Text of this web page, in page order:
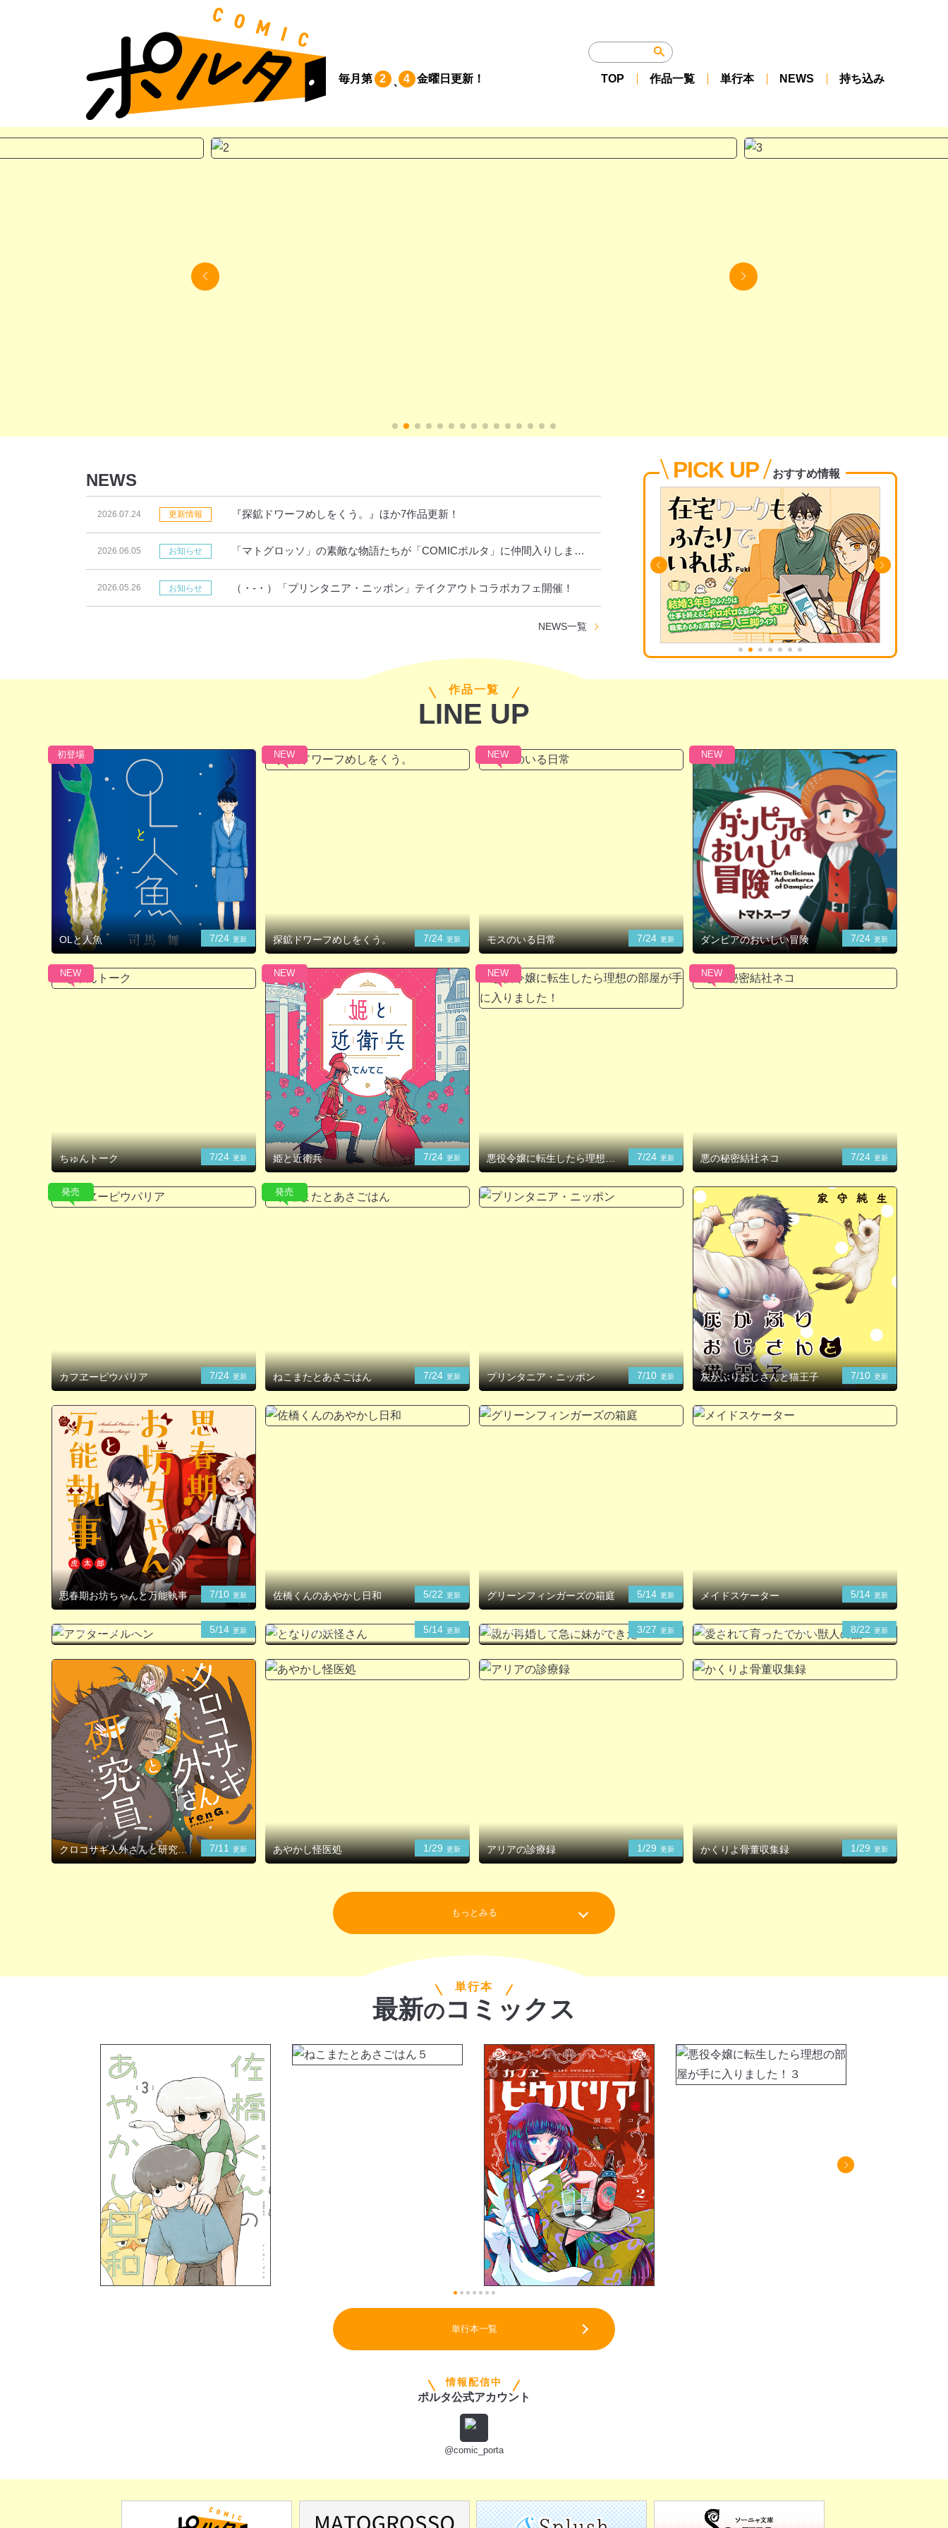
毎月第 2 、 4 金曜日 更新！ TOP 作品一覧 単行本 NEWS 持ち込み
TOP
NEWS
2026.07.24 更新情報 『探鉱ドワーフめしをくう。』ほか7作品更新！
2026.06.05 お知らせ
「マトグロッソ」の素敵な物語たちが「COMICポルタ」に仲間入りしま
2026.05.26 お知らせ （・-・）「プリンタニア・ニッポン」テイクアウトコラボカフェ開催！
NEWS一覧
PICK UP おすすめ情報
作品一覧
LINE UP
OLと人魚 7/24 更新
初登場
探鉱ドワーフめしをくう。 7/24 更新
NEW
モスのいる日常 7/24 更新
NEW
ダンピアのおいしい冒険 7/24 更新
NEW
ちゅんトーク 7/24 更新
NEW
姫と近衛兵 7/24 更新
NEW
悪役令嬢に転生したら理想の
部屋が手に入りました！
7/24 更新
NEW
悪の秘密結社ネコ 7/24 更新
NEW
カフヱーピウパリア 7/24 更新
発売
ねこまたとあさごはん 7/24 更新
発売
プリンタニア・ニッポン 7/10 更新 灰かぶりおじさんと猫王子 7/10 更新
思春期お坊ちゃんと万能執事 7/10 更新 佐橋くんのあやかし日和 5/22 更新 グリーンフィンガーズの箱庭 5/14 更新 メイドスケーター 5/14 更新
アフターメルヘン 5/14 更新 となりの妖怪さん 5/14 更新 親が再婚して急に妹ができた 3/27 更新
愛されて育ったでかい獣人の
話
8/22 更新
クロコサギ人外さんと研究員
くん。
7/11 更新 あやかし怪医処 1/29 更新 アリアの診療録 1/29 更新 かくりよ骨董収集録 1/29 更新
もっとみる
単行本
最新のコミックス
単行本一覧
情報配信中
ポルタ公式アカウント
@comic_porta